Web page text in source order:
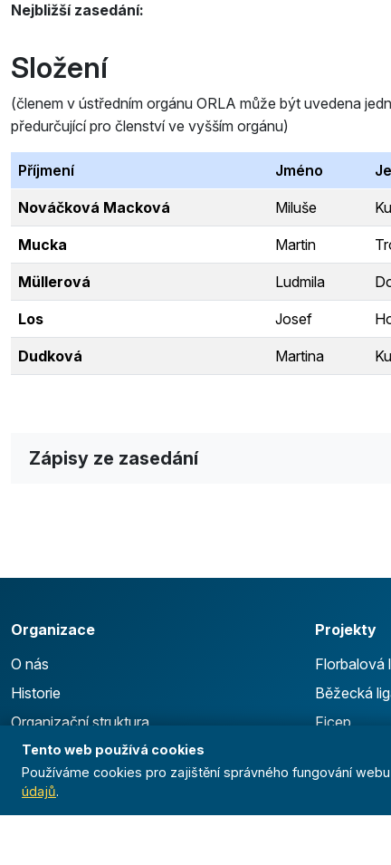
Nejbližší zasedání:
Složení
(členem v ústředním orgánu ORLA může být uvedena
předurčující pro členství ve vyšším orgánu)
Příjmení Jméno
Nováčková Macková Miluše
Mucka Martin
Müllerová Ludmila
Los Josef
Dudková Martina
Zápisy ze zasedání
Organizace
O nás
Historie
Organizační struktura
Předsednictvo
Odborné rady
Projekty
Florbalová
Běžecká
Ficep
Celoroční
Tento web používá cookies
Používáme cookies pro zajištění správného fungování
údajů.